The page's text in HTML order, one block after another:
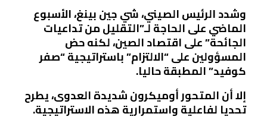
وشدد الرئيس الصيني، شي جين بينغ، الأسبوع
الماضي على الحاجة لـ”التقليل من تداعيات
الجائحة” على اقتصاد الصين، لكنه حض
المسؤولين على “الالتزام” باستراتيجية “صفر
كوفيد” المطبقة حاليا.
إلا أن المتحور أوميكرون شديدة العدوى، يطرح
تحديا لفاعلية واستمرارية هذه الاستراتيجية.